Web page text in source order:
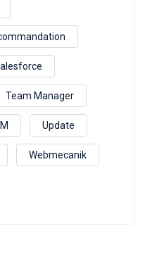
Team Manager
Update
Webmecanik